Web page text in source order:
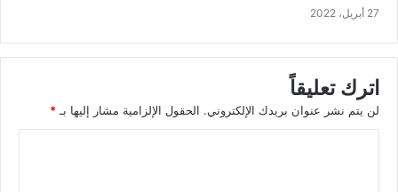
27 أبريل، 2022
اترك تعليقاً
لن يتم نشر عنوان بريدك الإلكتروني. الحقول الإلزامية مشار إليها بـ *